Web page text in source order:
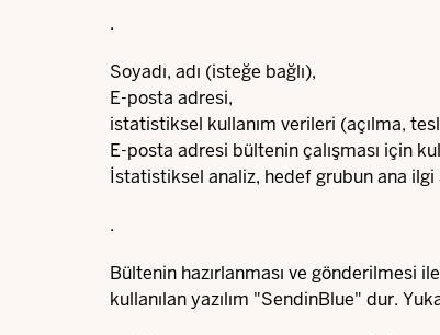
.
Soyadı, adı (isteğe bağlı),
E-posta adresi,
istatistiksel kullanım verileri (açılma,
E-posta adresi bültenin çalışması için
İstatistiksel analiz, hedef grubun ana
.
Bültenin hazırlanması ve gönderilmesi
kullanılan yazılım "SendinBlue" dur.